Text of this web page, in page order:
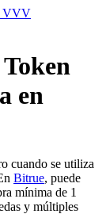
VVV
en
cuando se utiliza
Bitrue, puede
mínima de 1
y múltiples